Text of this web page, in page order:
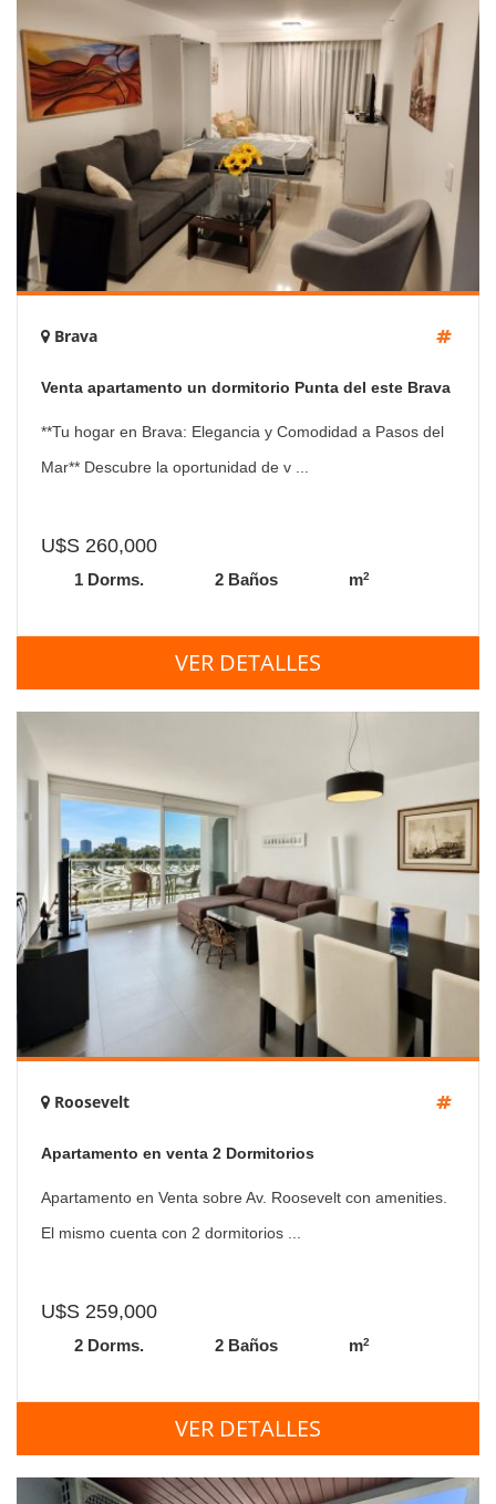
Brava
Venta apartamento un dormitorio Punta del este Brava
edificio Look Brava
**Tu hogar en Brava: Elegancia y Comodidad a Pasos del
Mar** Descubre la oportunidad de v ...
U$S 260,000
1 Dorms. 2 Baños m2
VER DETALLES
Roosevelt
Apartamento en venta 2 Dormitorios
Apartamento en Venta sobre Av. Roosevelt con amenities.
El mismo cuenta con 2 dormitorios ...
U$S 259,000
2 Dorms. 2 Baños m2
VER DETALLES